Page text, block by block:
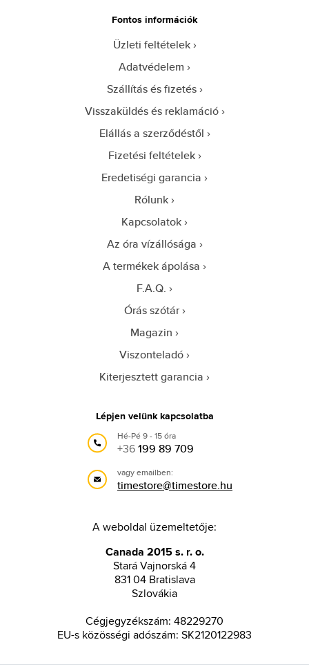
Fontos információk
Üzleti feltételek
Adatvédelem
Szállítás és fizetés
Visszaküldés és reklamáció
Elállás a szerződéstől
Fizetési feltételek
Eredetiségi garancia
Rólunk
Kapcsolatok
Az óra vízállósága
A termékek ápolása
F.A.Q.
Órás szótár
Magazin
Viszonteladó
Kiterjesztett garancia
Lépjen velünk kapcsolatba
Hé-Pé 9 - 15 óra
+36199 89 709
vagy emailben:
timestore@timestore.hu
A weboldal üzemeltetője:
Canada 2015 s. r. o.
Stará Vajnorská 4
831 04 Bratislava
Szlovákia
Cégjegyzékszám: 48229270
EU-s közösségi adószám: SK2120122983